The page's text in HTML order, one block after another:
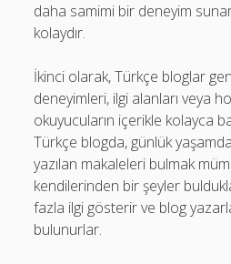
daha samimi bir deneyim sunar
kolaydır.
İkinci olarak, Türkçe bloglar
deneyimleri, ilgi alanları veya
okuyucuların içerikle kolayca
Türkçe blogda, günlük
yazılan makaleleri bulmak
kendilerinden bir şeyler
fazla ilgi gösterir ve blog
bulunurlar.